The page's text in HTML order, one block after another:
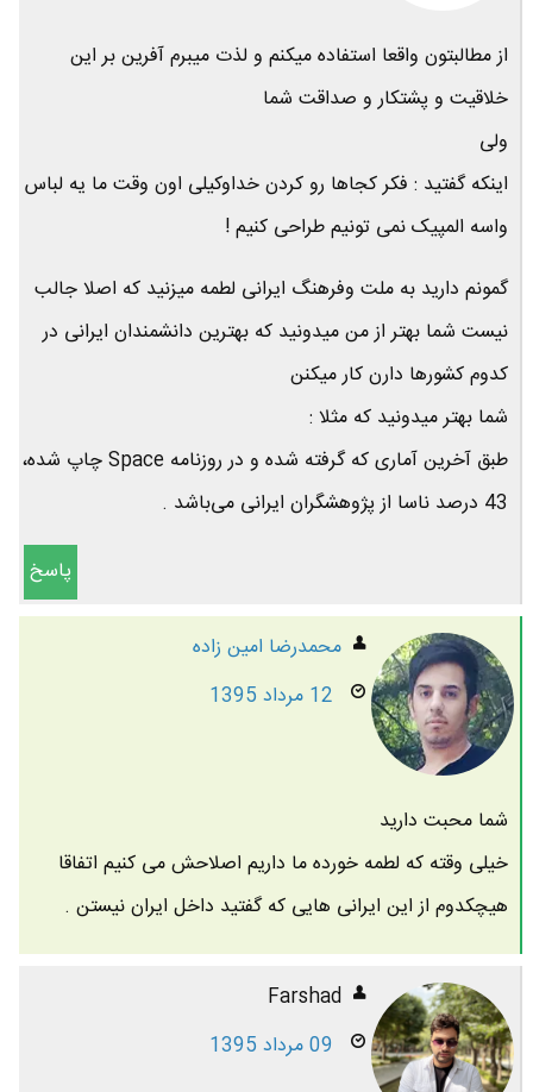
از مطالبتون واقعا استفاده میکنم و لذت میبرم آفرین بر این
خلاقیت و پشتکار و صداقت شما
ولی
اینکه گفتید : فکر کجاها رو کردن خداوکیلی اون وقت ما یه لباس
واسه المپیک نمی تونیم طراحی کنیم !
گمونم دارید به ملت وفرهنگ ایرانی لطمه میزنید که اصلا جالب
نیست شما بهتر از من میدونید که بهترین دانشمندان ایرانی در
کدوم کشورها دارن کار میکنن
شما بهتر میدونید که مثلا :
طبق آخرین آماری که گرفته شده و در روزنامه Space چاپ شده،
43 درصد ناسا از پژوهشگران ایرانی می‌باشد .
پاسخ
محمدرضا امين زاده
12 مرداد 1395
شما محبت دارید
خیلی وقته که لطمه خورده ما داریم اصلاحش می کنیم اتفاقا
هیچکدوم از این ایرانی هایی که گفتید داخل ایران نیستن .
Farshad
09 مرداد 1395